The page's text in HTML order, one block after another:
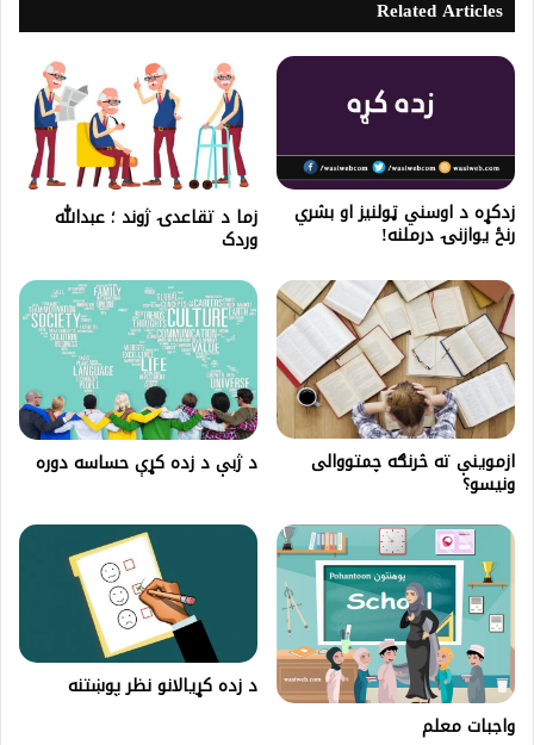
Related Articles
زدکړه د اوسني ټولنیز او بشري
رنځ یوازنۍ درملنه!
زما د تقاعدۍ ژوند ؛ عبدالله
وردک
ازموینې ته څرنګه چمتووالی
ونیسو؟
د ژبې د زده کړې حساسه دوره
واجبات معلم
د زده کړیالانو نظر پوښتنه